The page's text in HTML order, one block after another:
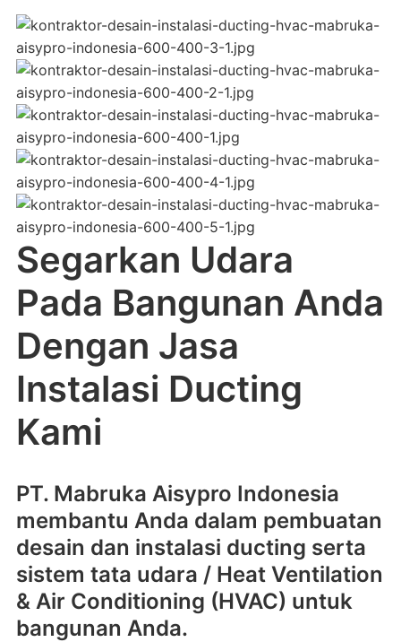
Segarkan Udara
Pada Bangunan Anda
Dengan Jasa
Instalasi Ducting
Kami
PT. Mabruka Aisypro Indonesia
membantu Anda dalam pembuatan
desain dan instalasi ducting serta
sistem tata udara / Heat Ventilation
& Air Conditioning (HVAC) untuk
bangunan Anda.